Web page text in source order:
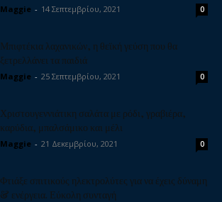
Maggie - 14 Σεπτεμβρίου, 2021 0
Μπιφτέκια λαχανικών, η θεϊκή γεύση που θα
ξετρελλάνει τα παιδιά
Maggie - 25 Σεπτεμβρίου, 2021 0
Χριστουγεννιάτικη σαλάτα με ρόδι, γραβιέρα,
καρύδια, μπαλσάμικο και μέλι
Maggie - 21 Δεκεμβρίου, 2021 0
Φτιάξε σπιτικούς ηλεκτρολύτες για να έχεις δύναμη
& ενέργεια. Εύκολη συνταγή